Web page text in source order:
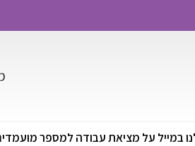
במייל על מציאת עבודה למספר